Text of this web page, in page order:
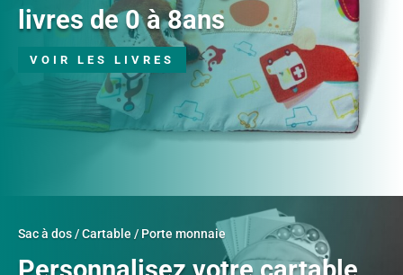
livres de 0 à 8ans
VOIR LES LIVRES
Sac à dos / Cartable / Porte monnaie